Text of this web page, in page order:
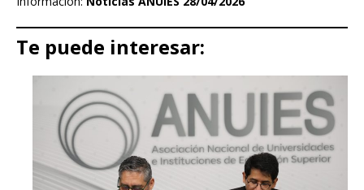
Te puede interesar: